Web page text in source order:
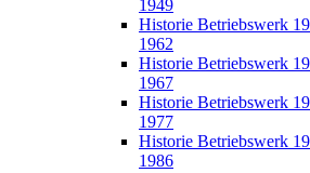
1949
Historie Betriebswerk
1962
Historie Betriebswerk
1967
Historie Betriebswerk
1977
Historie Betriebswerk
1986